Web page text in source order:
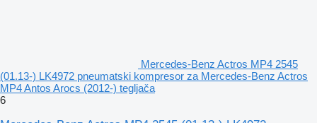
Mercedes-Benz Actros MP4 2545
(01.13-) LK4972 pneumatski kompresor za Mercedes-Benz Actros
MP4 Antos Arocs (2012-) tegljača
6